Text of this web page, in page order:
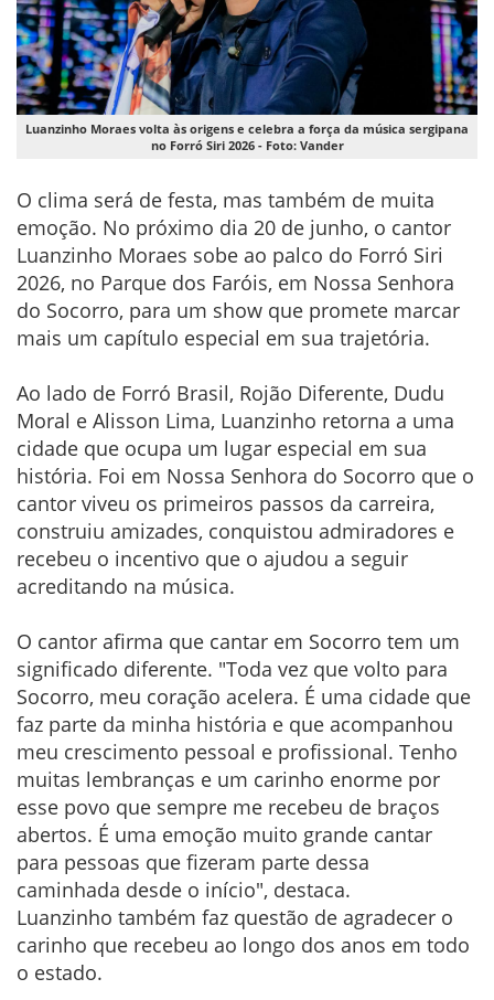
Luanzinho Moraes volta às origens e celebra a força da música sergipana
no Forró Siri 2026 - Foto: Vander
O clima será de festa, mas também de muita
emoção. No próximo dia 20 de junho, o cantor
Luanzinho Moraes sobe ao palco do Forró Siri
2026, no Parque dos Faróis, em Nossa Senhora
do Socorro, para um show que promete marcar
mais um capítulo especial em sua trajetória.
Ao lado de Forró Brasil, Rojão Diferente, Dudu
Moral e Alisson Lima, Luanzinho retorna a uma
cidade que ocupa um lugar especial em sua
história. Foi em Nossa Senhora do Socorro que o
cantor viveu os primeiros passos da carreira,
construiu amizades, conquistou admiradores e
recebeu o incentivo que o ajudou a seguir
acreditando na música.
O cantor afirma que cantar em Socorro tem um
significado diferente. "Toda vez que volto para
Socorro, meu coração acelera. É uma cidade que
faz parte da minha história e que acompanhou
meu crescimento pessoal e profissional. Tenho
muitas lembranças e um carinho enorme por
esse povo que sempre me recebeu de braços
abertos. É uma emoção muito grande cantar
para pessoas que fizeram parte dessa
caminhada desde o início", destaca.
Luanzinho também faz questão de agradecer o
carinho que recebeu ao longo dos anos em todo
o estado.